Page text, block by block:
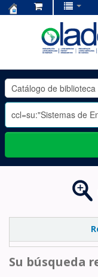
OLADE
-
Su búsqueda